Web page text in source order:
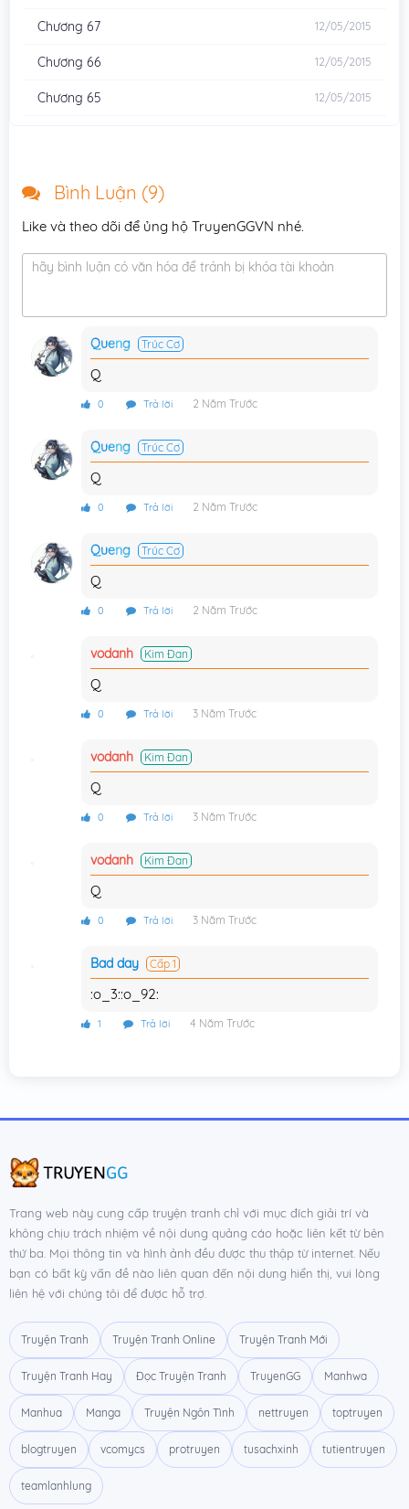
Chương 67 12/05/2015
Chương 66 12/05/2015
Chương 65 12/05/2015
Chương 62
Chương 60 12/05/2015
Chương 58
Chương 57
Chương 55
Chương 54
Chương 52
Chương 49 12/05/2015
Chương 46 12/05/2015
Chương 45
Chương 43
Chương 42
Chương 41
Chương 40
Chương 39
Chương 35
Chương 33 12/05/2015
Chương 32 12/05/2015
Chương 30 12/05/2015
Chương 29 12/05/2015
Chương 28 12/05/2015
Chương 27 12/05/2015
Chương 26
Bình Luận (9)
Like và theo dõi để ủng hộ TruyenGGVN nhé.
hãy bình luận có văn hóa để tránh bị khóa tài khoản
Queng Trúc Cơ
Q
0 Trả lời 2 Năm Trước
Queng Trúc Cơ
Q
0 Trả lời 2 Năm Trước
Queng Trúc Cơ
Q
0 Trả lời 2 Năm Trước
vodanh Kim Đan
Q
0 Trả lời 3 Năm Trước
vodanh Kim Đan
Q
0 Trả lời 3 Năm Trước
vodanh Kim Đan
Q
0 Trả lời 3 Năm Trước
Bad day Cấp 1
:o_3::o_92:
1 Trả lời 4 Năm Trước
Trang web này cung cấp truyện tranh chỉ với mục đích giải trí và
không chịu trách nhiệm về nội dung quảng cáo hoặc liên kết từ bên
thứ ba. Mọi thông tin và hình ảnh đều được thu thập từ internet. Nếu
bạn có bất kỳ vấn đề nào liên quan đến nội dung hiển thị, vui lòng
liên hệ với chúng tôi để được hỗ trợ.
Truyện Tranh Truyện Tranh Online Truyện Tranh Mới
Truyện Tranh Hay Đọc Truyện Tranh TruyenGG Manhwa
Manhua Manga Truyện Ngôn Tình nettruyen toptruyen
blogtruyen vcomycs protruyen tusachxinh tutientruyen
teamlanhlung